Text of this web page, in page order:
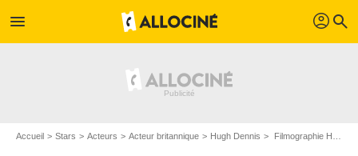
menu profil search
Accueil Stars Acteurs Acteur britannique Hugh Dennis Filmographie Hugh Dennis